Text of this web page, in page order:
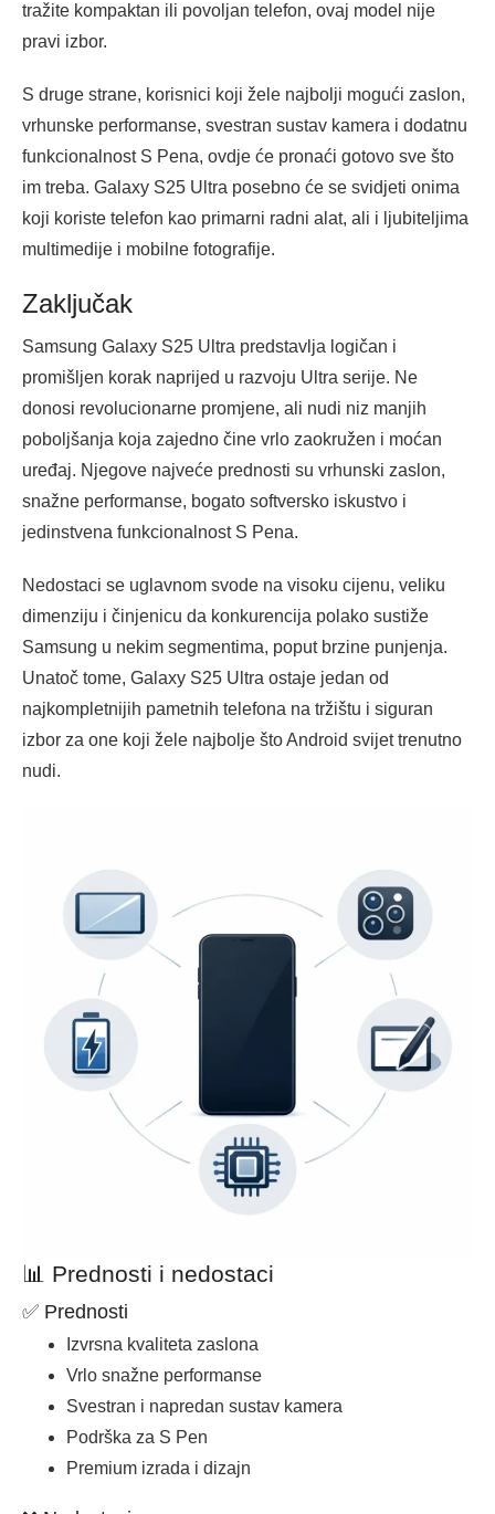
tražite kompaktan ili povoljan telefon, ovaj model nije
pravi izbor.
S druge strane, korisnici koji žele najbolji mogući zaslon,
vrhunske performanse, svestran sustav kamera i dodatnu
funkcionalnost S Pena, ovdje će pronaći gotovo sve što
im treba. Galaxy S25 Ultra posebno će se svidjeti onima
koji koriste telefon kao primarni radni alat, ali i ljubiteljima
multimedije i mobilne fotografije.
Zaključak
Samsung Galaxy S25 Ultra predstavlja logičan i
promišljen korak naprijed u razvoju Ultra serije. Ne
donosi revolucionarne promjene, ali nudi niz manjih
poboljšanja koja zajedno čine vrlo zaokružen i moćan
uređaj. Njegove najveće prednosti su vrhunski zaslon,
snažne performanse, bogato softversko iskustvo i
jedinstvena funkcionalnost S Pena.
Nedostaci se uglavnom svode na visoku cijenu, veliku
dimenziju i činjenicu da konkurencija polako sustiže
Samsung u nekim segmentima, poput brzine punjenja.
Unatoč tome, Galaxy S25 Ultra ostaje jedan od
najkompletnijih pametnih telefona na tržištu i siguran
izbor za one koji žele najbolje što Android svijet trenutno
nudi.
📊 Prednosti i nedostaci
✅ Prednosti
Izvrsna kvaliteta zaslona
Vrlo snažne performanse
Svestran i napredan sustav kamera
Podrška za S Pen
Premium izrada i dizajn